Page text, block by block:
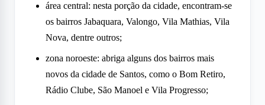
área central: nesta porção da cidade, encontram-se
os bairros Jabaquara, Valongo, Vila Mathias, Vila
Nova, dentre outros;
zona noroeste: abriga alguns dos bairros mais
novos da cidade de Santos, como o Bom Retiro,
Rádio Clube, São Manoel e Vila Progresso;